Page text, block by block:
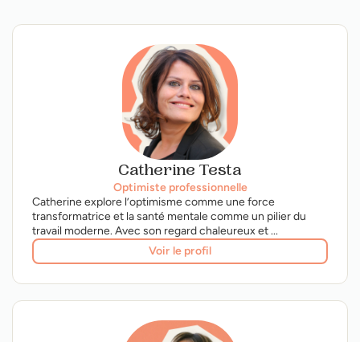
Catherine Testa
Optimiste professionnelle
Catherine explore l’optimisme comme une force
transformatrice et la santé mentale comme un pilier du
travail moderne. Avec son regard chaleureux et ...
Voir le profil